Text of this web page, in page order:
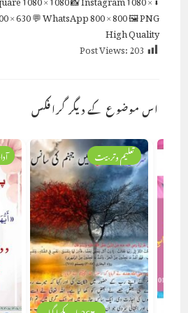
× 630💬 WhatsApp800 × 800🖼 PNG
High Quality
Post Views:203
اس موضوع کے دیگر گرافکس
تعلیم وتربیت